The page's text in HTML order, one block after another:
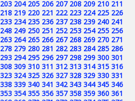
203 204 205 206 207 208 209 210 211
218 219 220 221 222 223 224 225 226
233 234 235 236 237 238 239 240 241
248 249 250 251 252 253 254 255 256
263 264 265 266 267 268 269 270 271
278 279 280 281 282 283 284 285 286
293 294 295 296 297 298 299 300 301
308 309 310 311 312 313 314 315 316
323 324 325 326 327 328 329 330 331
338 339 340 341 342 343 344 345 346
353 354 355 356 357 358 359 360 361